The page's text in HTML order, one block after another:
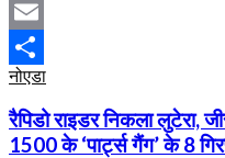
Facebook
Email
Share
नोएडा
रैपिडो राइडर निकला लुटेरा,
1500 के ‘पार्ट्स गैंग’ के 8